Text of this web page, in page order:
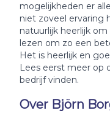
mogelijkheden er
niet zoveel ervaring
natuurlijk heerlijk
lezen om zo een
Het is heerlijk en
Lees eerst meer op
bedrijf vinden.
Over Björn